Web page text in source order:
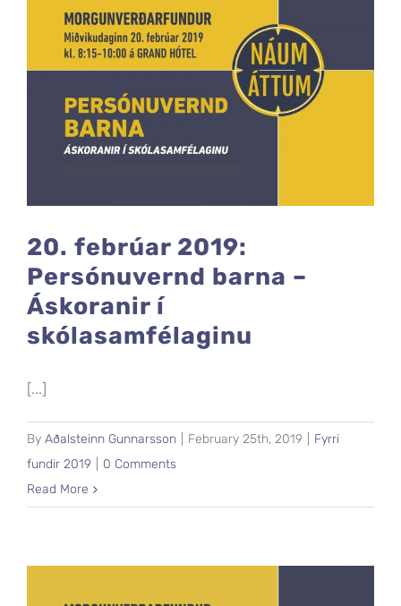
20. febrúar 2019:
Persónuvernd barna –
Áskoranir í
skólasamfélaginu
[...]
By Aðalsteinn Gunnarsson February 25th, 2019
Fyrri
fundir 2019
0 Comments
Read More